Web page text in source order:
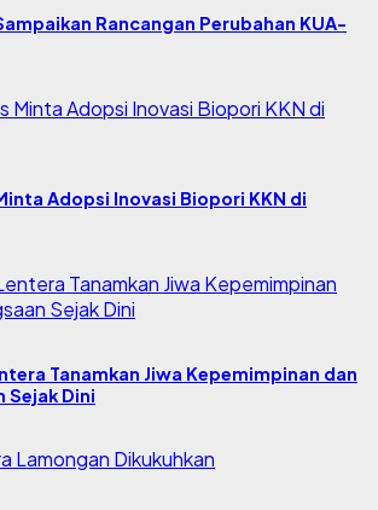
Rancangan Perubahan KUA-
Adopsi Inovasi Biopori KKN di
Tanamkan Jiwa Kepemimpinan dan
Sejak Dini